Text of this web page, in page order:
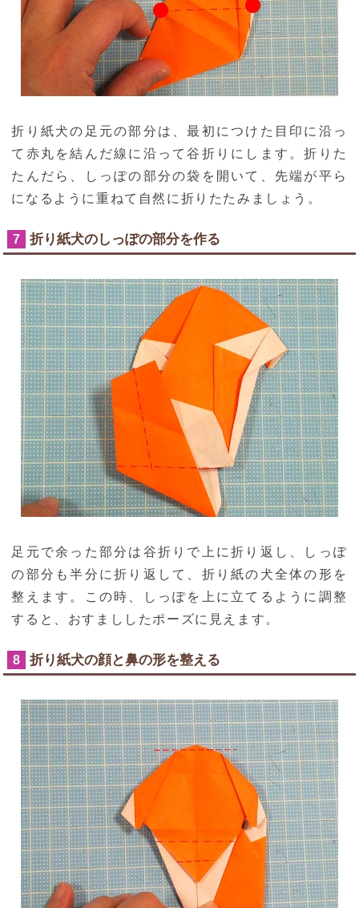
折り紙犬の足元の部分は、最初につけた目印に沿っ
て赤丸を結んだ線に沿って谷折りにします。折りた
たんだら、しっぽの部分の袋を開いて、先端が平ら
になるように重ねて自然に折りたたみましょう。
7 折り紙犬のしっぽの部分を作る
足元で余った部分は谷折りで上に折り返し、しっぽ
の部分も半分に折り返して、折り紙の犬全体の形を
整えます。この時、しっぽを上に立てるように調整
すると、おすまししたポーズに見えます。
8 折り紙犬の顔と鼻の形を整える